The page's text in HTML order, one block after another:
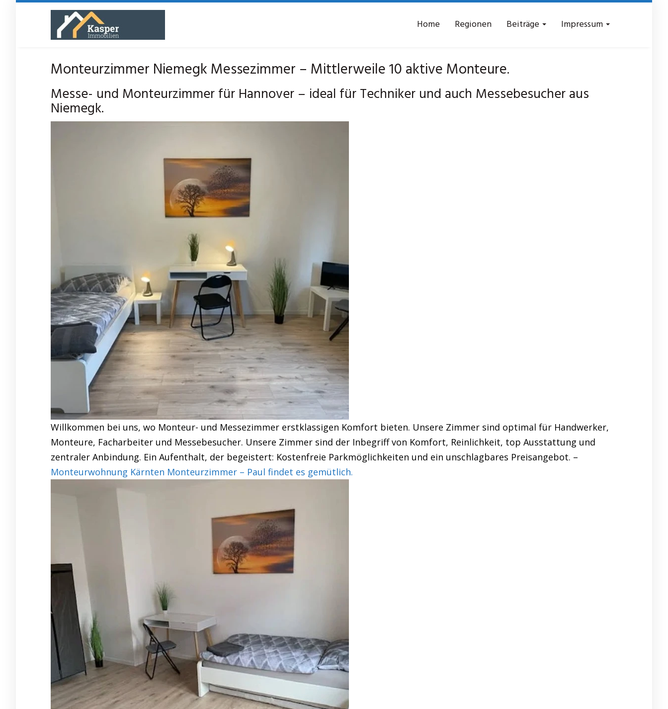
Home Regionen Beiträge Impressum
Monteurzimmer Niemegk Messezimmer – Mittlerweile 10 aktive Monteure.
Messe- und Monteurzimmer für Hannover – ideal für Techniker und auch Messebesucher aus
Niemegk.
Willkommen bei uns, wo Monteur- und Messezimmer erstklassigen Komfort bieten. Unsere Zimmer sind optimal für Handwerker,
Monteure, Facharbeiter und Messebesucher. Unsere Zimmer sind der Inbegriff von Komfort, Reinlichkeit, top Ausstattung und
zentraler Anbindung. Ein Aufenthalt, der begeistert: Kostenfreie Parkmöglichkeiten und ein unschlagbares Preisangebot. –
Monteurwohnung Kärnten Monteurzimmer – Paul findet es gemütlich.